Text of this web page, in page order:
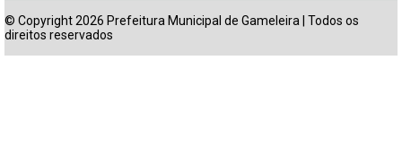
© Copyright 2026 Prefeitura Municipal de Gameleira | Todos os
direitos reservados